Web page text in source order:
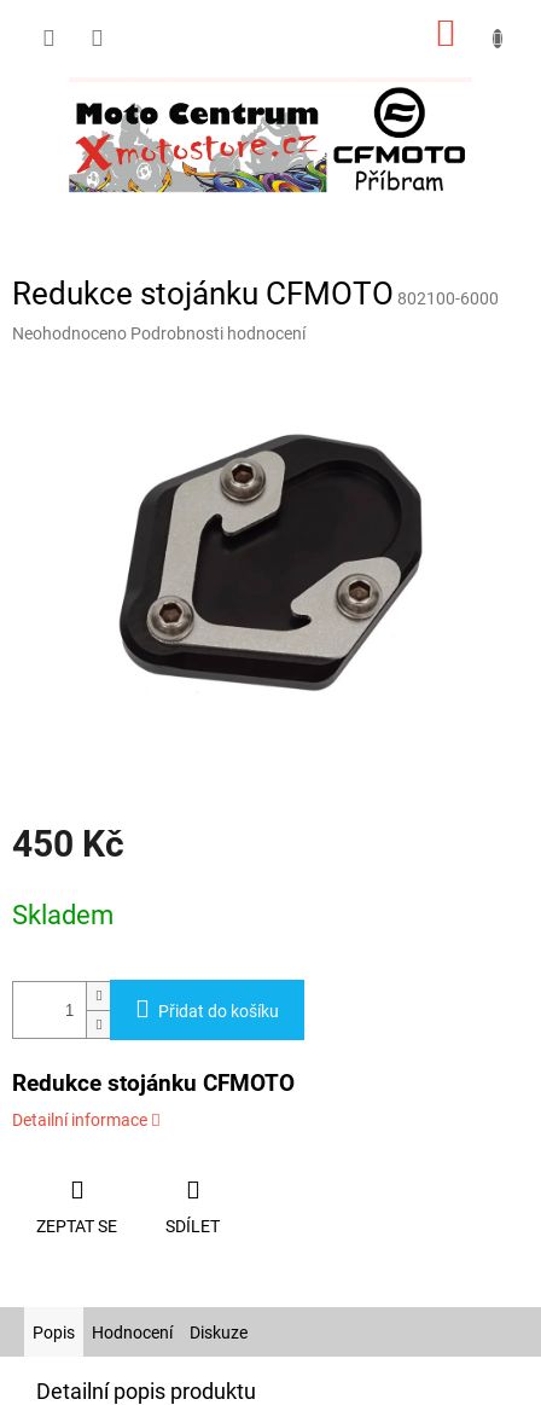
Redukce stojánku CFMOTO 802100-6000
Průměrné
Neohodnoceno Podrobnosti hodnocení
450 Kč
cena:
Skladem
Přidat do košíku
Redukce stojánku CFMOTO
Detailní informace
ZEPTAT SE SDÍLET
Popis Hodnocení Diskuze
Detailní popis produktu